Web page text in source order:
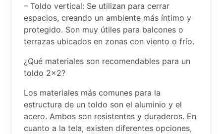
– Toldo vertical: Se utilizan para cerrar
espacios, creando un ambiente más íntimo y
protegido. Son muy útiles para balcones o
terrazas ubicados en zonas con viento o frío.
¿Qué materiales son recomendables para un
toldo 2×2?
Los materiales más comunes para la
estructura de un toldo son el aluminio y el
acero. Ambos son resistentes y duraderos. En
cuanto a la tela, existen diferentes opciones,